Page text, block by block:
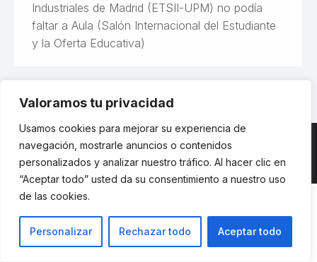
Valoramos tu privacidad
Usamos cookies para mejorar su experiencia de
navegación, mostrarle anuncios o contenidos
personalizados y analizar nuestro tráfico. Al hacer clic en
“Aceptar todo” usted da su consentimiento a nuestro uso
de las cookies.
Personalizar Rechazar todo Aceptar todo
Industriales de Madrid (ETSII-UPM) no podía
faltar a Aula (Salón Internacional del Estudiante
y la Oferta Educativa)
© ETSII UPM - una web de